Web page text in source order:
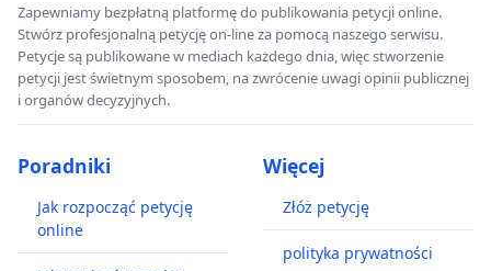
Zapewniamy bezpłatną platformę do publikowania petycji online.
Stwórz profesjonalną petycję on-line za pomocą naszego serwisu.
Petycje są publikowane w mediach każdego dnia, więc stworzenie
petycji jest świetnym sposobem, na zwrócenie uwagi opinii publicznej
i organów decyzyjnych.
Poradniki
Jak rozpocząć petycję
online
Więcej
Złóż petycję
polityka prywatności